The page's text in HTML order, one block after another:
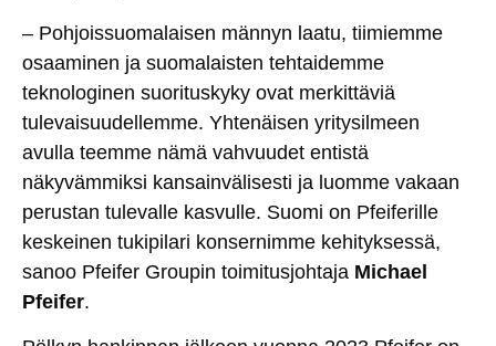
– Pohjoissuomalaisen männyn laatu, tiimiemme
osaaminen ja suomalaisten tehtaidemme
teknologinen suorituskyky ovat merkittäviä
tulevaisuudellemme. Yhtenäisen yritysilmeen
avulla teemme nämä vahvuudet entistä
näkyvämmiksi kansainvälisesti ja luomme vakaan
perustan tulevalle kasvulle. Suomi on Pfeiferille
keskeinen tukipilari konsernimme kehityksessä,
sanoo Pfeifer Groupin toimitusjohtaja Michael
Pfeifer.